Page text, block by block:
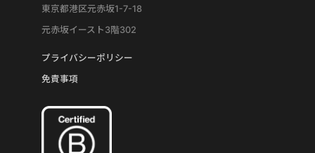
東京都港区元赤坂1-7-18
元赤坂イースト3階302
プライバシーポリシー
免責事項